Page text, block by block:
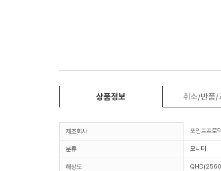
상품정보 취소/반품/
제조회사 포인트프로
분류 모니터
해상도